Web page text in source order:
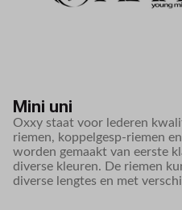
Mini uni
Oxxy staat voor lederen
riemen, koppelgesp-riemen
worden gemaakt van eerste
diverse kleuren. De riemen
diverse lengtes en met